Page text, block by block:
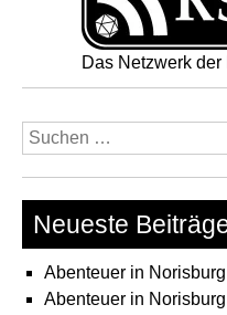
Das Netzwerk
Suchen
nach:
Neueste
Abenteuer in
Abenteuer in